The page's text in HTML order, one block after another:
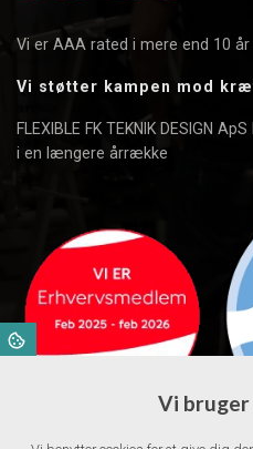
Vi er AAA rated i mere end 10 år
Vi støtter kampen mod
FLEXIBLE FK TEKNIK DESIGN
i en længere årrække
Vi